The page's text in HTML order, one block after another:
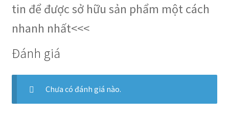
tin để được sở hữu sản phẩm một cách
nhanh nhất<<<
Đánh giá
Chưa có đánh giá nào.